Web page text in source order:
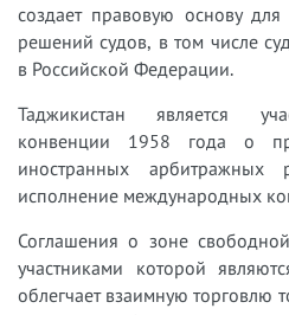
создает правовую основу
решений судов, в том числе
в Российской Федерации.
Таджикистан является
конвенции 1958 года о
иностранных арбитражных
исполнение международных
Соглашения о зоне
участниками которой
облегчает взаимную торговлю